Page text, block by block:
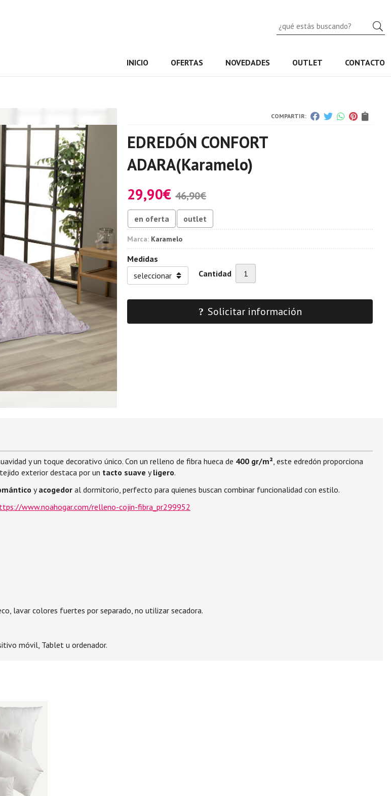
INICIO OFERTAS NOVEDADES OUTLET CONTACTO
COMPARTIR:
EDREDÓN CONFORT
ADARA(Karamelo)
29,90€ 46,90€
en oferta outlet
Marca: Karamelo
Medidas
Cantidad
Solicitar información
y un toque decorativo único. Con un relleno de fibra hueca de 400 gr/m² , este edredón proporciona
tejido exterior destaca por un tacto suave yligero.
yacogedor al dormitorio, perfecto para quienes buscan combinar funcionalidad con estilo.
www.noahogar.com/relleno-cojin-fibra_pr299952
lavar colores fuertes por separado, no utilizar secadora.
móvil, Tablet u ordenador.